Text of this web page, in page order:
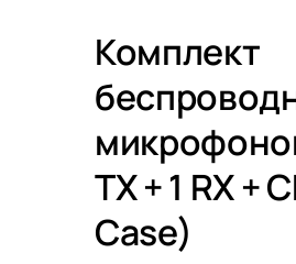
Комплект
TX + 1 RX +
Case)